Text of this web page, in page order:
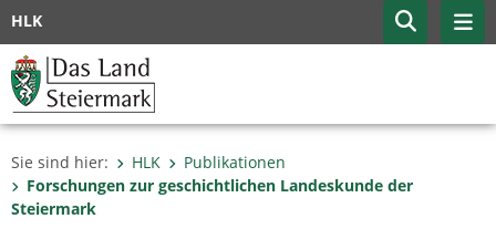
HLK
Sie sind hier: HLK
Publikationen
Forschungen zur geschicht­lichen Landes­kunde der
Steiermark